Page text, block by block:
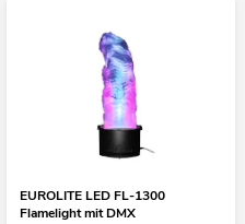
EUROLITE LED FL-1300
Flamelight mit DMX